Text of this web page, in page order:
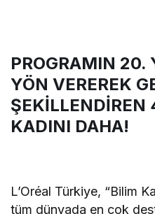
PROGRAMIN 20.
YÖN VEREREK
ŞEKİLLENDİREN
KADINI DAHA!
L’Oréal Türkiye, “Bilim
tüm dünyada en çok